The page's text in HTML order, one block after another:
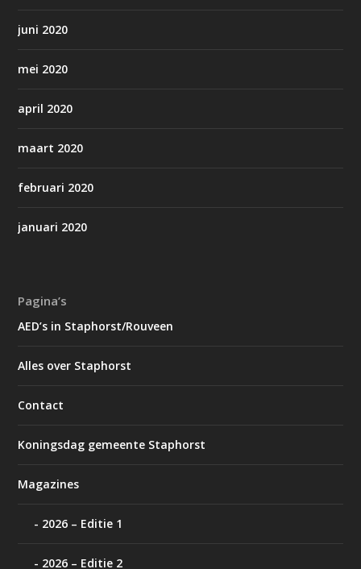
juni 2020
mei 2020
april 2020
maart 2020
februari 2020
januari 2020
Pagina’s
AED’s in Staphorst/Rouveen
Alles over Staphorst
Contact
Koningsdag gemeente Staphorst
Magazines
2026 – Editie 1
2026 – Editie 2